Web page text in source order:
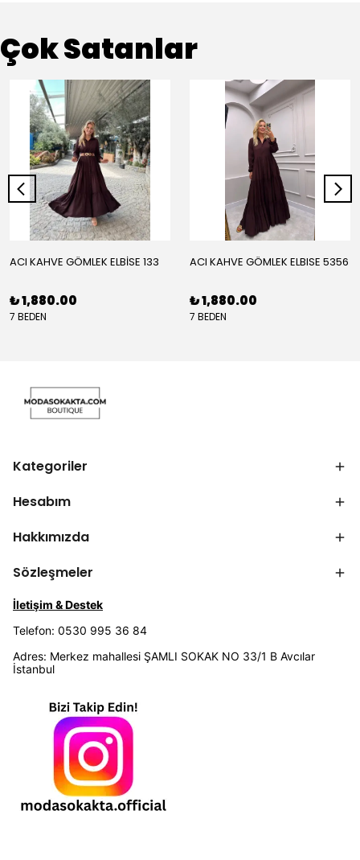
Çok Satanlar
ACI KAHVE GÖMLEK ELBİSE 133
₺ 1,880.00
7 BEDEN
ACI KAHVE GÖMLEK ELBISE 5356
₺ 1,880.00
7 BEDEN
Kategoriler
Hesabım
Hakkımızda
Sözleşmeler
İletişim & Destek
Telefon: 0530 995 36 84
Adres: Merkez mahallesi ŞAMLI SOKAK NO 33/1 B Avcılar
İstanbul